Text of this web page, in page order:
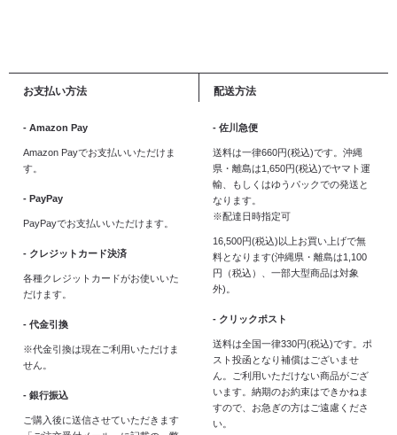
お支払い方法
- Amazon Pay
Amazon Payでお支払いいただけま
す。
- PayPay
PayPayでお支払いいただけます。
- クレジットカード決済
各種クレジットカードがお使いいた
だけます。
- 代金引換
※代金引換は現在ご利用いただけま
せん。
- 銀行振込
ご購入後に送信させていただきます
配送方法
- 佐川急便
送料は一律660円(税込)です。沖縄
県・離島は1,650円(税込)でヤマト運
輸、もしくはゆうパックでの発送と
なります。
※配達日時指定可
16,500円(税込)以上お買い上げで無
料となります(沖縄県・離島は1,100
円（税込）、一部大型商品は対象
外)。
- クリックポスト
送料は全国一律330円(税込)です。ポ
スト投函となり補償はございませ
ん。ご利用いただけない商品がござ
います。納期のお約束はできかねま
すので、お急ぎの方はご遠慮くださ
い。